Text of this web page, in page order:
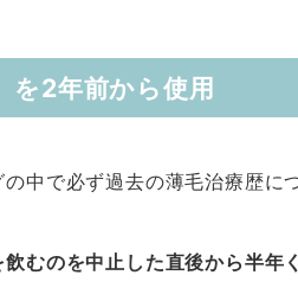
を2年前から使用
中で必ず過去の薄毛治療歴に
むのを中止した直後から半